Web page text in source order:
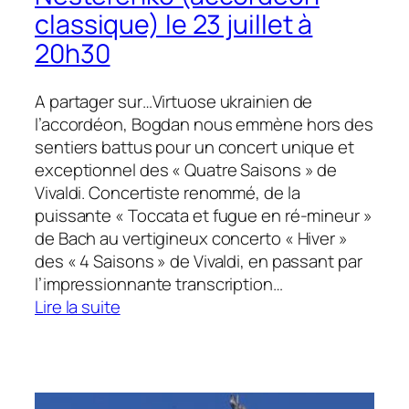
classique) le 23 juillet à
20h30
A partager sur…Virtuose ukrainien de
l’accordéon, Bogdan nous emmène hors des
sentiers battus pour un concert unique et
exceptionnel des « Quatre Saisons » de
Vivaldi. Concertiste renommé, de la
puissante « Toccata et fugue en ré-mineur »
de Bach au vertigineux concerto « Hiver »
des « 4 Saisons » de Vivaldi, en passant par
l’impressionnante transcription…
Lire la suite:
Nesterenko